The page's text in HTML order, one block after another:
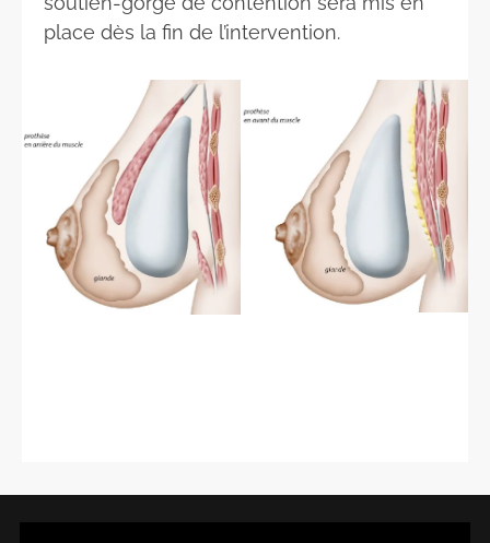
place dès la fin de l’intervention.